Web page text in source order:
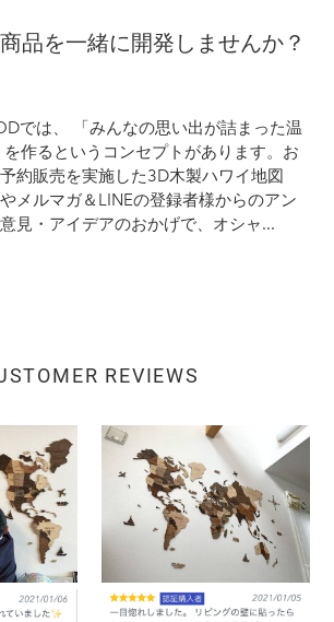
品を一緒に開発しませんか？
では、 「みんなの思い出が詰まった温
作るというコンセプトがあります。お
約販売を実施した3D木製ハワイ地図
メルマガ＆LINEの登録者様からのアン
見・アイデアのおかげで、オシャ...
REVIEWS